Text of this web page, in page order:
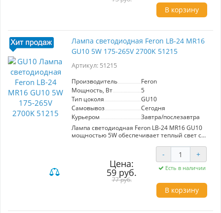
осветительных приборах. Энергоэффективная
и долговечная, эта лампа станет отличным
В корзину
Лампа светодиодная Feron LB-24 MR16
GU10 5W 175-265V 2700K 51215
Артикул: 51215
Производитель
Feron
Мощность, Вт
5
Тип цоколя
GU10
Самовывоз
Сегодня
Курьером
Завтра/послезавтра
Лампа светодиодная Feron LB-24 MR16 GU10
мощностью 5W обеспечивает теплый свет с
175-265V, световой поток 410Lm и угол
рассеивания 120° обеспечивают равномерное
освещение. Матовый белый рассеиватель
минимизирует блики и создает комфортную
атмосферу. Компактные размеры 55x50 мм и
цоколь GU10 делают установку простой и
быстрой. Идеальный выбор для создания
Цена:
59 руб.
77 руб.
- +
Есть в наличии
В корзину